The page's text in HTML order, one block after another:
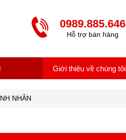
0989.885.646
Hỗ trợ bán hàng
Giới thiệu về chúng tôi
NHÂN